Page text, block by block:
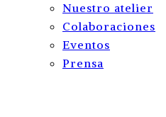
Nuestro atelier
Colaboraciones
Eventos
Prensa